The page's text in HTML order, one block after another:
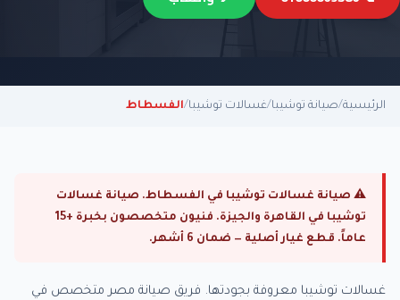
الرئيسية/صيانة توشيبا/غسالات توشيبا/الفسطاط
⚠ صيانة غسالات توشيبا في الفسطاط. صيانة غسالات
توشيبا في القاهرة والجيزة. فنيون متخصصون بخبرة +15
عاماً. قطع غيار أصلية — ضمان 6 أشهر.
غسالات توشيبا معروفة بجودتها. فريق صيانة مصر متخصص في